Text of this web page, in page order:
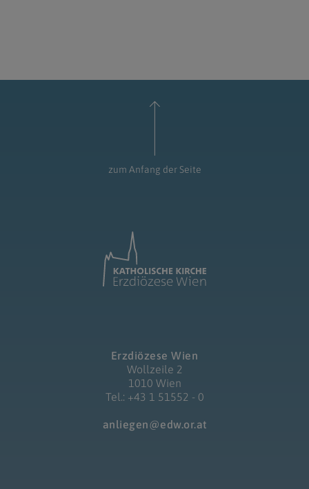
zum Anfang der Seite
Erzdiözese Wien
Wollzeile 2
1010 Wien
Tel.: +43 1 51552 - 0
anliegen@edw.or.at